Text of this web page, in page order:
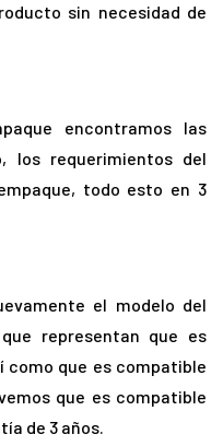
sin necesidad de
encontramos las
los requerimientos del
todo esto en 3
el modelo del
representan que es
como que es compatible
que es compatible
de 3 años.